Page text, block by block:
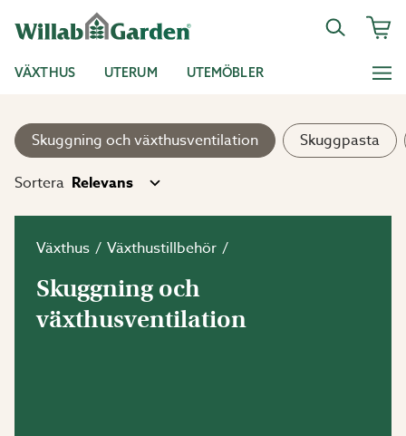
VÄXTHUS UTERUM UTEMÖBLER
Skuggning och växthusventilation
Skuggpasta
Sortera
Växthus Växthustillbehör
Skuggning och
växthusventilation